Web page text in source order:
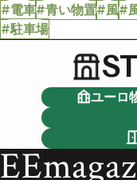
#電車#青い物置#風#
#駐車場
ユーロ